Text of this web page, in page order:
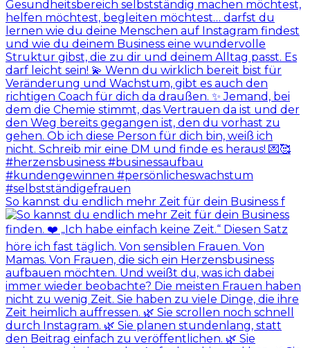
So kannst du endlich mehr Zeit für dein Business f